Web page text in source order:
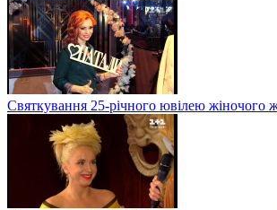
Святкування 25-річного ювілею жіночого